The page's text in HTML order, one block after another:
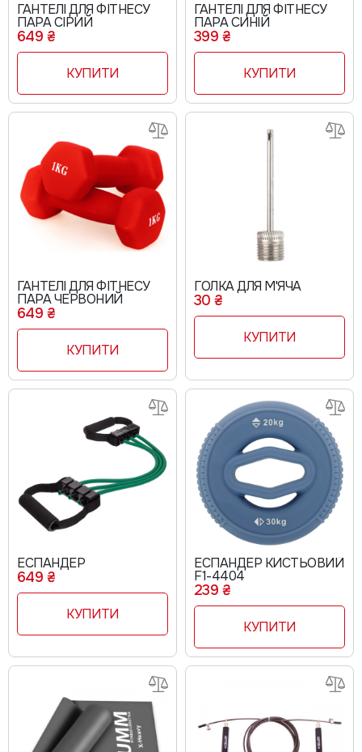
ГАНТЕЛІ ДЛЯ ФІТНЕСУ
ПАРА СІРИЙ
649 ₴
КУПИТИ
ГАНТЕЛІ ДЛЯ ФІТНЕСУ
ПАРА СИНІЙ
399 ₴
КУПИТИ
ГАНТЕЛІ ДЛЯ ФІТНЕСУ
ПАРА ЧЕРВОНИЙ
649 ₴
КУПИТИ
ГОЛКА ДЛЯ М'ЯЧА
30 ₴
КУПИТИ
ЕСПАНДЕР
649 ₴
КУПИТИ
ЕСПАНДЕР КИСТЬОВИЙ
F1-4404
239 ₴
КУПИТИ